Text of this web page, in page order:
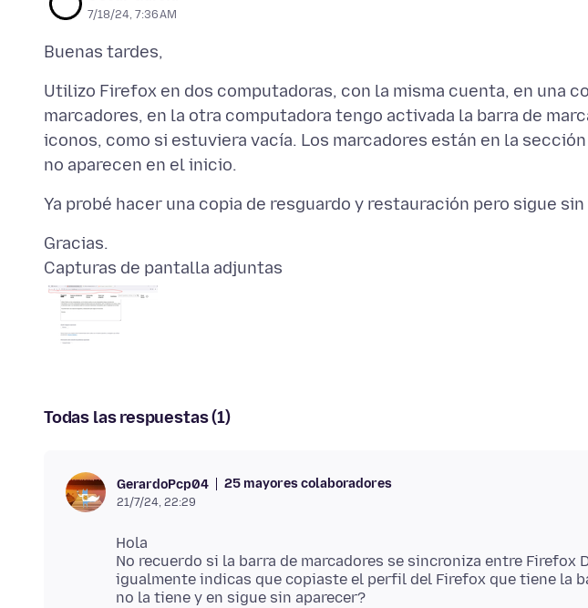
7/18/24, 7:36 AM
Utilizo Firefox en dos computadoras, con la misma cuenta, en una
marcadores, en la otra computadora tengo activada la barra de
iconos, como si estuviera vacía. Los marcadores están en la
Capturas de pantalla adjuntas
Todas las respuestas (1)
GerardoPcp04 25 mayores colaboradores
21/7/24, 22:29
Hola
No recuerdo si la barra de marcadores se sincroniza entre Firefox
igualmente indicas que copiaste el perfil del Firefox que tiene la
no la tiene y en sigue sin aparecer?